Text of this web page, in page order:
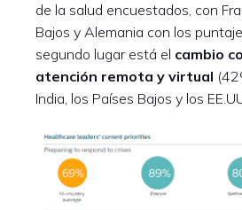
de la salud encuestados, con
Bajos y Alemania con los
segundo lugar está el cambio
atención remota y virtual
India, los Países Bajos y los